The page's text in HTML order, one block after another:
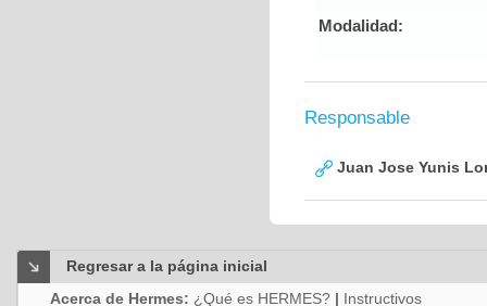
Modalidad:
Responsable
Juan Jose Yunis
Regresar a la página inicial
Acerca de Hermes: ¿Qué es HERMES? | Instructivos